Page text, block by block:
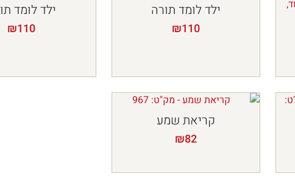
ילד לומד תורה
₪110
ילד לומד
₪110
קריאת שמע
₪82